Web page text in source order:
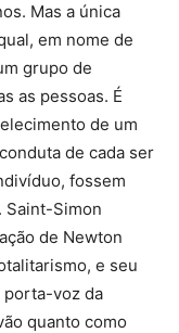
Mas a única
em nome de
grupo de
as pessoas. É
de um
de cada ser
fossem
Saint-Simon
de Newton
e seu
porta-voz da
quanto como